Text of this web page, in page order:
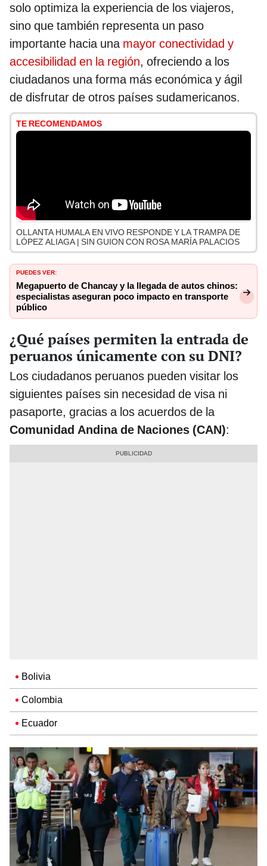
solo optimiza la experiencia de los viajeros,
sino que también representa un paso
importante hacia una mayor conectividad y
accesibilidad en la región, ofreciendo a los
ciudadanos una forma más económica y ágil
de disfrutar de otros países sudamericanos.
TE RECOMENDAMOS
OLLANTA HUMALA EN VIVO RESPONDE Y LA TRAMPA DE
LÓPEZ ALIAGA | SIN GUION CON ROSA MARÍA PALACIOS
PUEDES VER:
Megapuerto de Chancay y la llegada de autos chinos:
especialistas aseguran poco impacto en transporte
público
¿Qué países permiten la entrada de
peruanos únicamente con su DNI?
Los ciudadanos peruanos pueden visitar los
siguientes países sin necesidad de visa ni
pasaporte, gracias a los acuerdos de la
Comunidad Andina de Naciones (CAN):
Bolivia
Colombia
Ecuador